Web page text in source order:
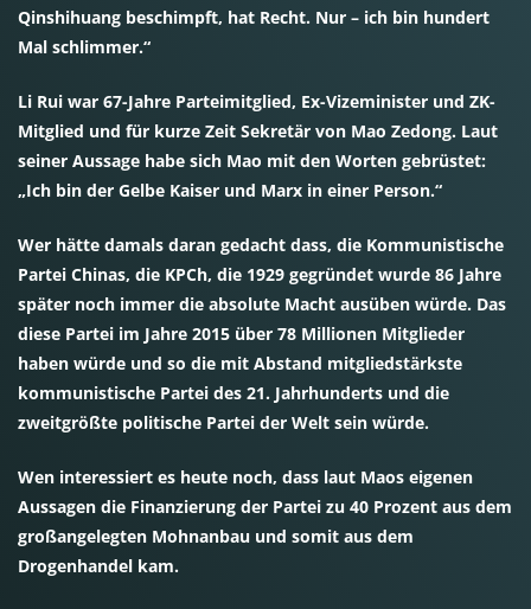
Qinshihuang beschimpft, hat Recht. Nur – ich bin hundert
Mal schlimmer.“
Li Rui war 67-Jahre Parteimitglied, Ex-Vizeminister und ZK-
Mitglied und für kurze Zeit Sekretär von Mao Zedong. Laut
seiner Aussage habe sich Mao mit den Worten gebrüstet:
„Ich bin der Gelbe Kaiser und Marx in einer Person.“
Wer hätte damals daran gedacht dass, die Kommunistische
Partei Chinas, die KPCh, die 1929 gegründet wurde 86 Jahre
später noch immer die absolute Macht ausüben würde. Das
diese Partei im Jahre 2015 über 78 Millionen Mitglieder
haben würde und so die mit Abstand mitgliedstärkste
kommunistische Partei des 21. Jahrhunderts und die
zweitgrößte politische Partei der Welt sein würde.
Wen interessiert es heute noch, dass laut Maos eigenen
Aussagen die Finanzierung der Partei zu 40 Prozent aus dem
großangelegten Mohnanbau und somit aus dem
Drogenhandel kam.